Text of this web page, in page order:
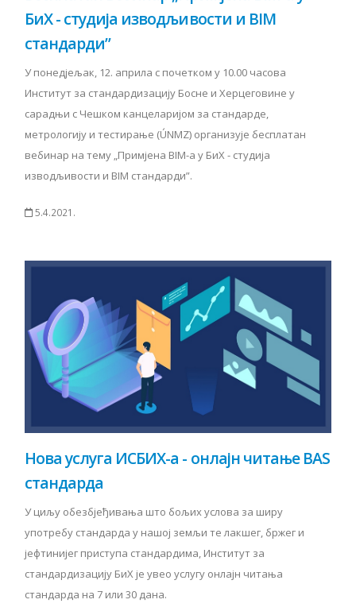
БиХ - студија изводљивости и BIM
стандарди”
У понедјељак, 12. априла с почетком у 10.00 часова
Институт за стандардизацију Босне и Херцеговине у
сарадњи с Чешком канцеларијом за стандарде,
метрологију и тестирање (ÚNMZ) организује бесплатан
вебинар на тему „Примјена BIM-a у БиХ - студија
изводљивости и BIM стандарди”.
5.4.2021.
Нова услуга ИСБИХ-а - онлајн читање BAS
стандарда
У циљу обезбјеђивања што бољих услова за ширу
употребу стандарда у нашој земљи те лакшег, бржег и
јефтинијег приступа стандардима, Институт за
стандардизацију БиХ је увео услугу онлајн читања
стандарда на 7 или 30 дана.